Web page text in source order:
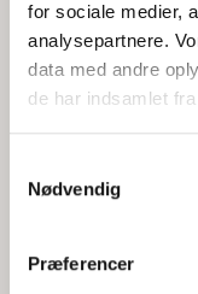
for sociale medier,
analysepartnere.
data med andre
de har indsamlet
Nødvendig
Præferencer
Jeg accepterer
henhold til